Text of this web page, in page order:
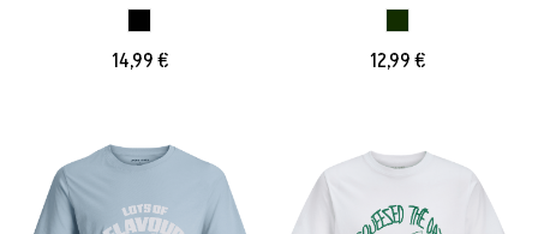
14,99 € 12,99 €